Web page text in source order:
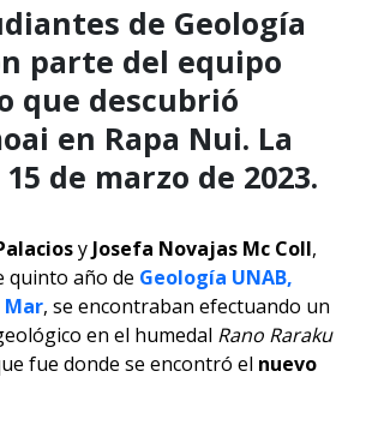
de Geología
parte del equipo
que descubrió
en Rapa Nui. La
de marzo de 2023.
y Josefa Novajas Mc Coll,
quinto año de Geología UNAB,
Mar, se encontraban efectuando un
en el humedal Rano Raraku
fue donde se encontró el nuevo